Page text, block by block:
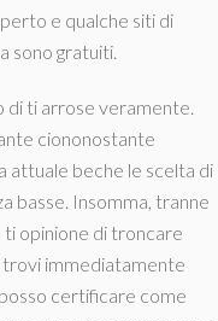
e qualche siti di
sono gratuiti.
di ti arrose veramente.
ciononostante
attuale beche le scelta di
basse. Insomma, tranne
opinione di troncare
trovi immediatamente
certificare come